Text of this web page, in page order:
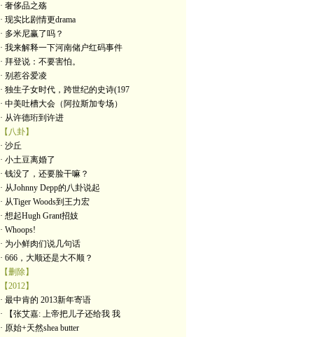
· 奢侈品之殇
· 现实比剧情更drama
· 多米尼赢了吗？
· 我来解释一下河南储户红码事件
· 拜登说：不要害怕。
· 别惹谷爱凌
· 独生子女时代，跨世纪的史诗(197
· 中美吐槽大会（阿拉斯加专场）
· 从许德珩到许进
【八卦】
· 沙丘
· 小土豆离婚了
· 钱没了，还要脸干嘛？
· 从Johnny Depp的八卦说起
· 从Tiger Woods到王力宏
· 想起Hugh Grant招妓
· Whoops!
· 为小鲜肉们说几句话
· 666，大顺还是大不顺？
【删除】
【2012】
· 最中肯的 2013新年寄语
· 【张艾嘉: 上帝把儿子还给我 我
· 原始+天然shea butter